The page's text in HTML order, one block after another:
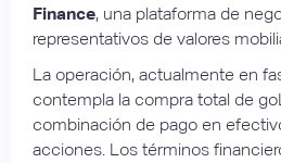
Finance, una plataforma de
representativos de valores
La operación, actualmente en
contempla la compra total de
combinación de pago en
acciones. Los términos